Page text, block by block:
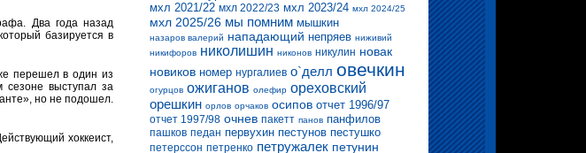
Два года назад
базируется в
перешел в один из
выступал за
но не подошел.
хоккеист,
мхл 2021/22 мхл 2022/23 мхл 2023/24 мхл 2024/25
мхл 2025/26 мы помним мышкин
назаров валерий нападающий непряев ниживий
никифоров николишин никонов никулин новак
новиков номер нургалиев о`делл овечкин
огурцов ожиганов олефир ореховский
орешкин орлов орчаков осипов отчет 1996/97
отчет 1997/98 очнев пакетт панов панфилов
пашков педан первухин пестунов пестушко
петерссон петренко петружалек петунин